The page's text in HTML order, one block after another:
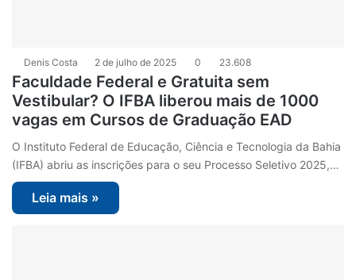
Denis Costa 2 de julho de 2025 0 23.608
Faculdade Federal e Gratuita sem
Vestibular? O IFBA liberou mais de 1000
vagas em Cursos de Graduação EAD
O Instituto Federal de Educação, Ciência e Tecnologia da Bahia
(IFBA) abriu as inscrições para o seu Processo Seletivo 2025,…
Leia mais »